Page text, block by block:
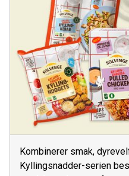
Kombinerer smak,
Kyllingsnadder-serien